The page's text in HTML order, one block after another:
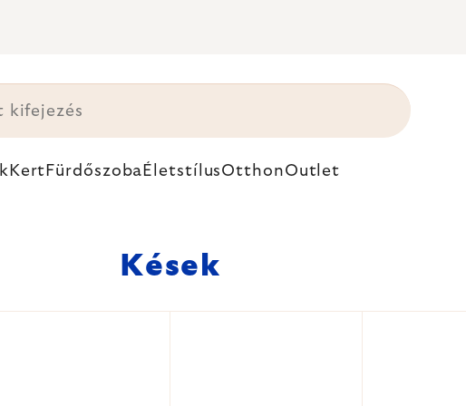
Kert Fürdőszoba ÉletstílusOtthonOutlet
Kések